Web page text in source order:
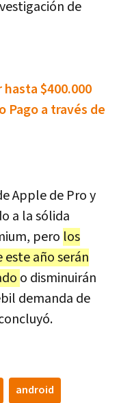
de
$400.000
Pago a través de
Apple de Pro y
a la sólida
pero los
este año serán
o disminuirán
demanda de
android